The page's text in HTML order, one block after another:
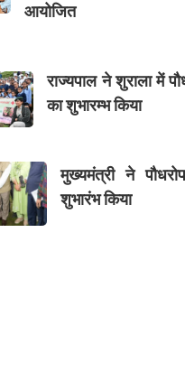
आयोजित
राज्यपाल ने शुराला में
का शुभारम्भ किया
मुख्यमंत्री ने
शुभारंभ किया